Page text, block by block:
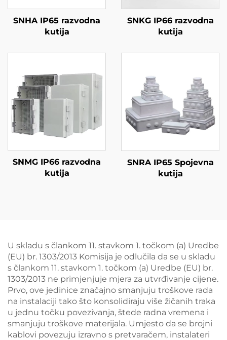
SNHA IP65 razvodna
kutija
SNKG IP66 razvodna
kutija
SNMG IP66 razvodna
kutija
SNRA IP65 Spojevna
kutija
U skladu s člankom 11. stavkom 1. točkom (a) Uredbe
(EU) br. 1303/2013 Komisija je odlučila da se u skladu
s člankom 11. stavkom 1. točkom (a) Uredbe (EU) br.
1303/2013 ne primjenjuje mjera za utvrđivanje cijene.
Prvo, ove jedinice značajno smanjuju troškove rada
na instalaciji tako što konsolidiraju više žičanih traka
u jednu točku povezivanja, štede radna vremena i
smanjuju troškove materijala. Umjesto da se brojni
kablovi povezuju izravno s pretvaračem, instalateri